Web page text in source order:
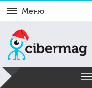
Меню